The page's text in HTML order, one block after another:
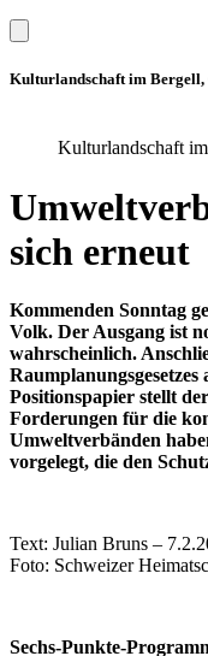
Kulturlandschaft im Bergell,
Kulturlandschaft
sich erneut
Kommenden Sonntag
Volk. Der Ausgang ist
wahrscheinlich.
Positionspapier stellt
Forderungen für die
Umweltverbänden
vorgelegt, die den
Text: Julian Bruns –
Foto: Schweizer
Sechs-Punkte-